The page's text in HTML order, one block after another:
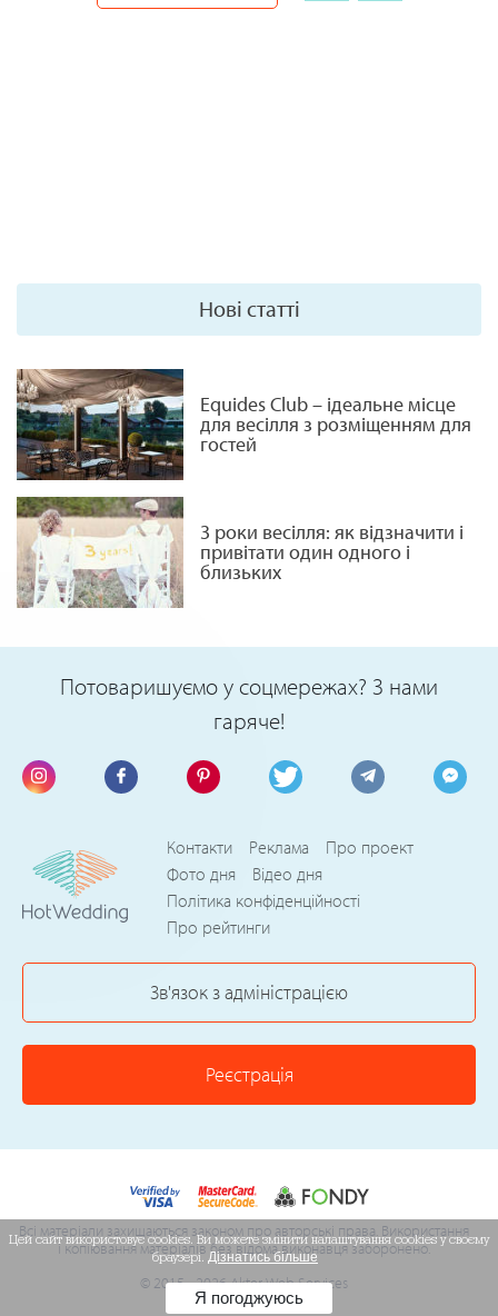
Нові статті
Equides Club – ідеальне місце
для весілля з розміщенням для
гостей
3 роки весілля: як відзначити і
привітати один одного і
близьких
Потоваришуємо у соцмережах? З нами
гаряче!
Контакти Реклама
Про проект
Фото дня
Відео дня
Політика конфіденційності
Про рейтинги
Зв'язок з адміністрацією
Реєстрація
Всі матеріали захищаються законом про авторські права. Використання
і копіювання матеріалів без відома виконавця заборонено.
© 2015 - 2026 Akter Web Services
Цей сайт використовує cookies. Ви можете змінити налаштування cookies у своєму
браузері.Дізнатись більше
Я погоджуюсь